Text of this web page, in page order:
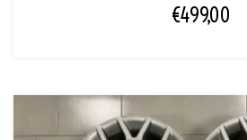
€499,00